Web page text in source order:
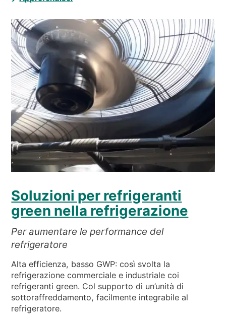
Soluzioni per refrigeranti
green nella refrigerazione
Per aumentare le performance del
refrigeratore
Alta efficienza, basso GWP: così svolta la
refrigerazione commerciale e industriale coi
refrigeranti green. Col supporto di un’unità di
sottoraffreddamento, facilmente integrabile al
refrigeratore.